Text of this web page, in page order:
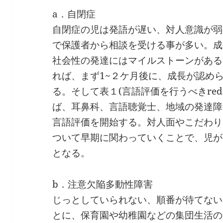
a．自閉症
自閉症の児は発語が遅い、対人意識が
で保護者から相談を受ける事が多い。
社会性の発達にはマイルストーンがあ
れば、まず1~２ケ月後に、成長が認め
る。そして表１(言語評価を行うべき
ば、耳鼻科、言語聴覚士、地域の発達
言語評価を開始する。対人面やこだわ
ついて早期に関わっていくことで、児
となる。
b．注意欠陥多動性障害
じっとしていられない、順番が待てな
とに、保育園や幼稚園などの集団生活